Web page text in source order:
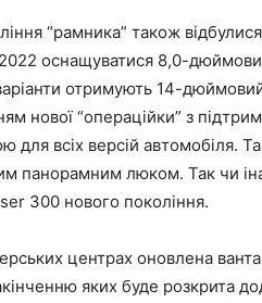
“рамника” також
оснащуватися 8,0-
отримують 14-
нової “операційки” з
для всіх версій автомобіля.
панорамним люком. Так чи
300 нового покоління.
центрах оновлена
яких буде розкрита